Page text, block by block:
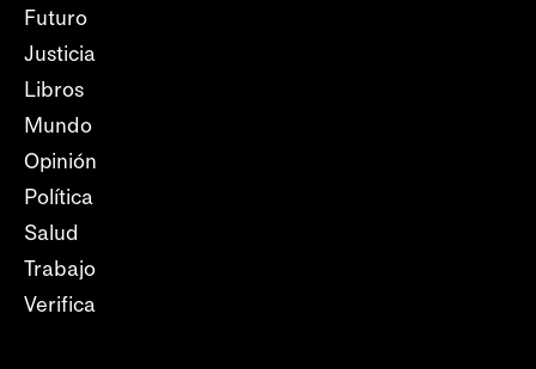
Futuro
Justicia
Libros
Mundo
Opinión
Política
Salud
Trabajo
Verifica